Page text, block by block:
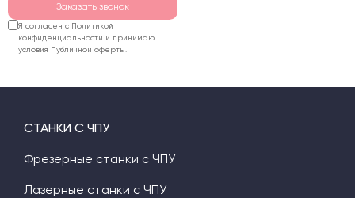
Заказать звонок
Я согласен с Политикой
конфиденциальности и принимаю
условия Публичной оферты.
СТАНКИ С ЧПУ
Фрезерные станки с ЧПУ
Лазерные станки с ЧПУ